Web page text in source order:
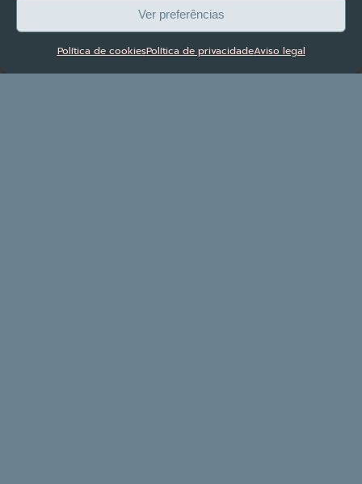
Ver preferências
Política de cookiesPolítica de privacidadeAviso legal
BAIXE O E-BOOK
DE VR/APAR